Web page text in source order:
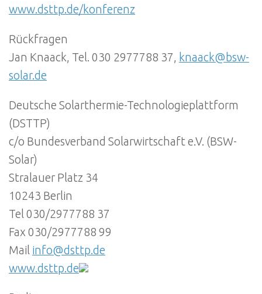
www.dsttp.de/konferenz
Rückfragen
Jan Knaack, Tel. 030 2977788 37, knaack@bsw-
solar.de
Deutsche Solarthermie-Technologieplattform
(DSTTP)
c/o Bundesverband Solarwirtschaft e.V. (BSW-
Solar)
Stralauer Platz 34
10243 Berlin
Tel 030/2977788 37
Fax 030/2977788 99
Mail info@dsttp.de
www.dsttp.de